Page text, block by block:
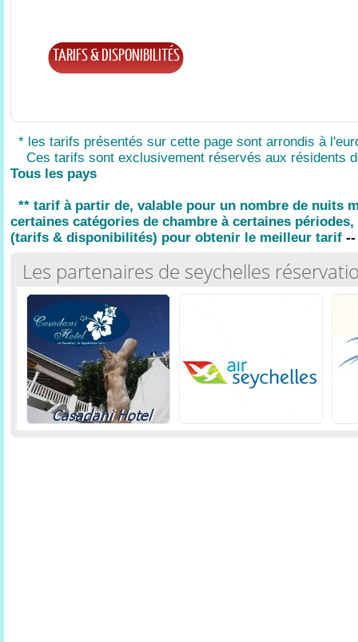
TARIFS & DISPONIBILITÉS
* les tarifs présentés sur cette page sont arrondis à
Ces tarifs sont exclusivement réservés aux résidents
Tous les pays
** tarif à partir de, valable pour un nombre de nuits
certaines catégories de chambre à certaines
(tarifs & disponibilités) pour obtenir le meilleur tarif --
Les partenaires de seychelles